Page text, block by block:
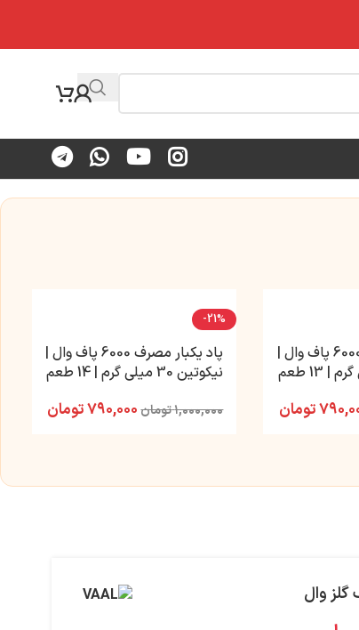
پاد یکبار مصرف 6000 پاف وال |
تومان
-21%
پاد یکبار مصرف 6000 پاف وال |
نیکوتین 30 میلی گرم | 14 طعم
۱,۰۰۰,۰۰۰تومان ۷۹۰,۰۰۰تومان